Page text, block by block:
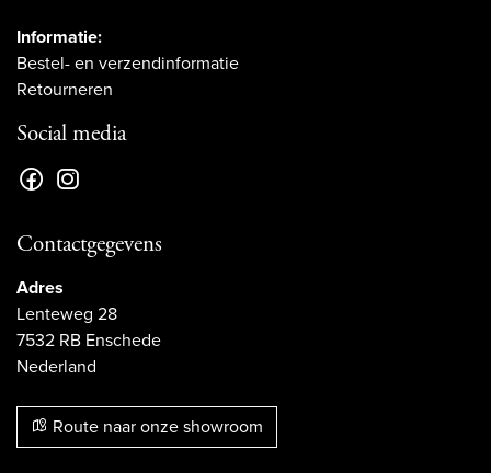
Informatie:
Bestel- en verzendinformatie
Retourneren
Social media
Contactgegevens
Adres
Lenteweg 28
7532 RB Enschede
Nederland
Route naar onze showroom